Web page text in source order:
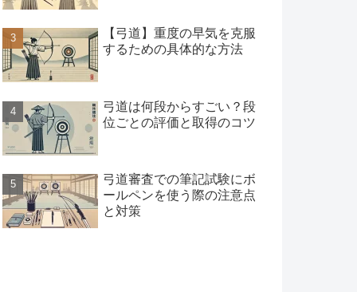
【弓道】重度の早気を克服
するための具体的な方法
弓道は何段からすごい？段
位ごとの評価と取得のコツ
弓道審査での筆記試験にボ
ールペンを使う際の注意点
と対策